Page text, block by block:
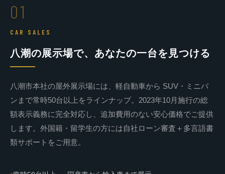
01
CAR SALES
八潮の展示場で、あなたの一台を見つける
八潮市本社の屋外展示場には、軽自動車から SUV・ミニバ
ンまで常時50台以上をラインナップ。2023年10月施行の総
額表示義務に完全対応し、追加費用のない安心価格でご提供
します。外国籍・留学生の方には自社ローン審査＋多言語書
類サポートをご用意。